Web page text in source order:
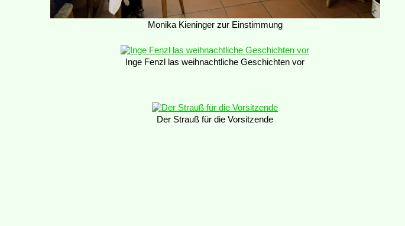
Monika Kieninger zur Einstimmung
Inge Fenzl las weihnachtliche Geschichten vor
Der Strauß für die Vorsitzende